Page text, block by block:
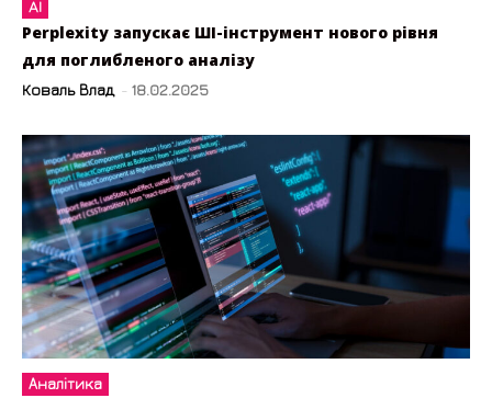
AI
Perplexity запускає ШІ-інструмент нового рівня
для поглибленого аналізу
Коваль Влад - 18.02.2025
Аналітика